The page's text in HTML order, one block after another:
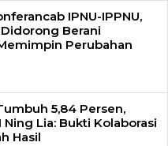
IPNU-IPPNU,
Berani
Perubahan
5,84 Persen,
Lia: Bukti Kolaborasi
Hasil